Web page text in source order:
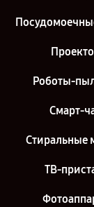
Роботы-
Смарт-
Стиральные
ТВ-